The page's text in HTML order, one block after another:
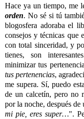
Hace ya un tiempo, me
orden. No sé si tú
blogosfera adoraba el
consejos y técnicas que
con total sinceridad, y
tienes, son
minimizar tus
tus pertenencias,
me supera. Sí, puedo
de un calcetín, pero no
por la noche, después
mi pie, eres super…".